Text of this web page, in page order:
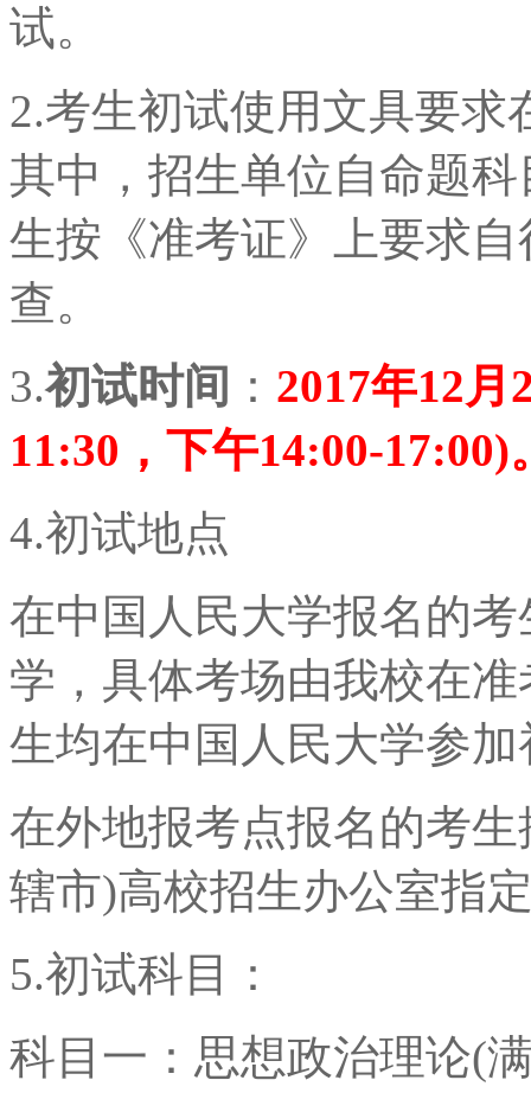
试。
2.考生初试使用文具要
其中，招生单位自命题
生按《准考证》上要求
查。
3.初试时间 ： 2017年12
11:30，下午14:00-17:00)
4.初试地点
在中国人民大学报名的
学，具体考场由我校在
生均在中国人民大学参加
在外地报考点报名的考
辖市)高校招生办公室指
5.初试科目：
科目一：思想政治理论(